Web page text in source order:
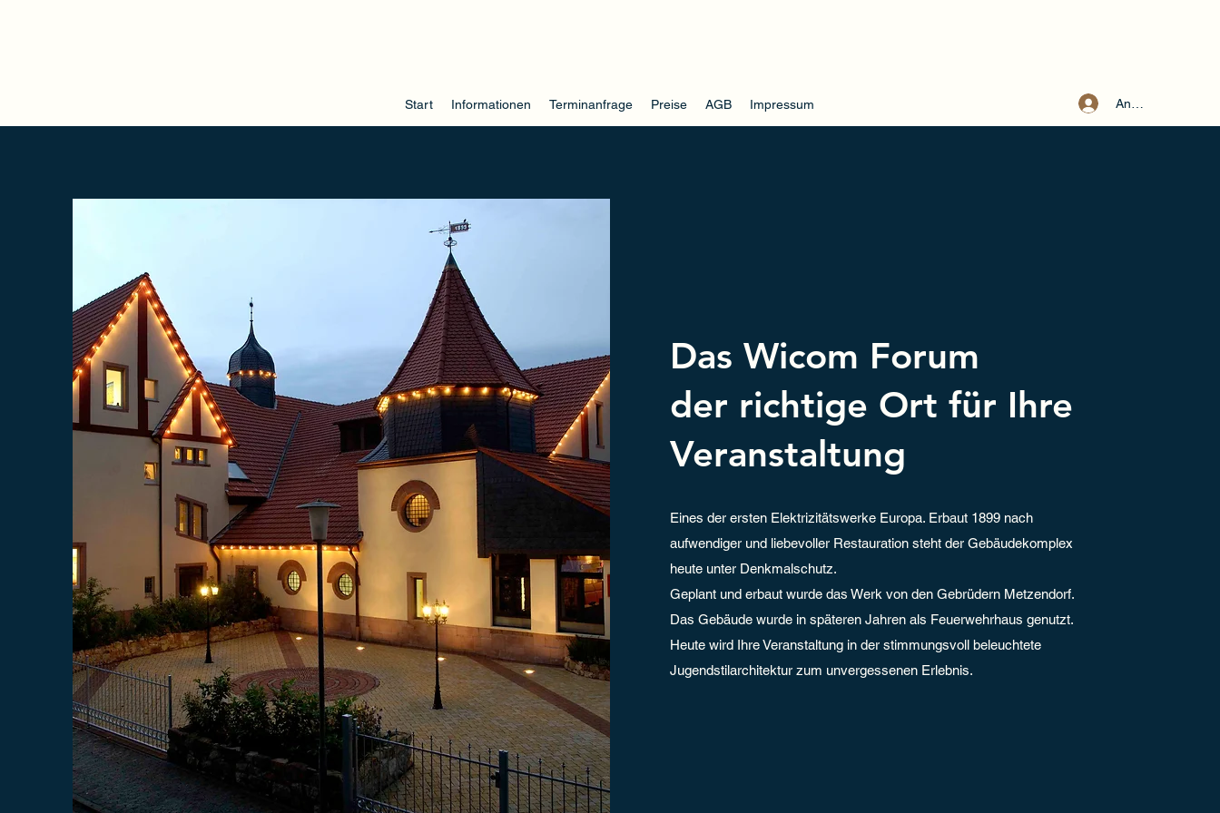
Start Informationen Terminanfrage Preise AGB Impressum Anmelden
Das Wicom Forum
der richtige Ort für Ihre
Veranstaltung
Eines der ersten Elektrizitätswerke Europa. Erbaut 1899 nach
aufwendiger und liebevoller Restauration steht der Gebäudekomplex
heute unter Denkmalschutz.
Geplant und erbaut wurde das Werk von den Gebrüdern Metzendorf.
Das Gebäude wurde in späteren Jahren als Feuerwehrhaus genutzt.
Heute wird Ihre Veranstaltung in der stimmungsvoll beleuchtete
Jugendstilarchitektur zum unvergessenen Erlebnis.